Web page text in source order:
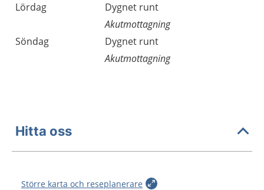
Lördag
Dygnet runt
Akutmottagning
Söndag
Dygnet runt
Akutmottagning
Hitta oss
Större karta och reseplanerare